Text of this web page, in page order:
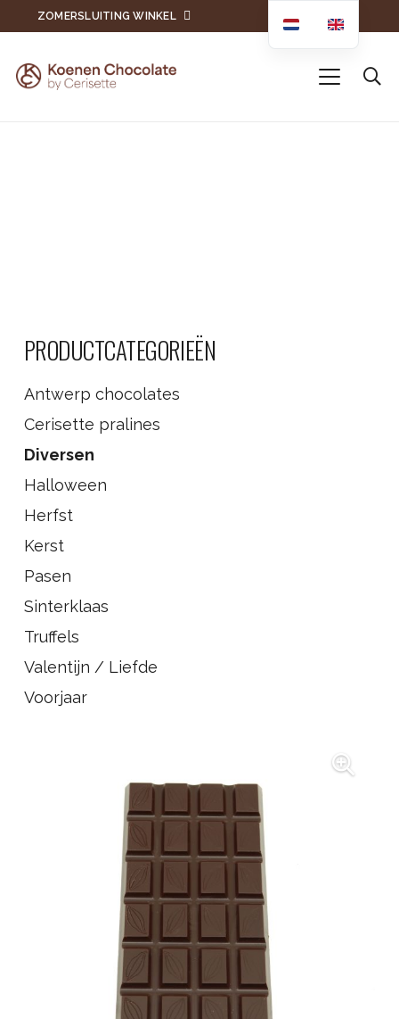
ZOMERSLUITING WINKEL
PRODUCTCATEGORIEËN
Antwerp chocolates
Cerisette pralines
Diversen
Halloween
Herfst
Kerst
Pasen
Sinterklaas
Truffels
Valentijn / Liefde
Voorjaar